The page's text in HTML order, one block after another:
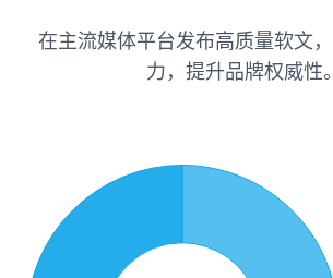
在主流媒体平台发布高质量软文
力，提升品牌权威性。